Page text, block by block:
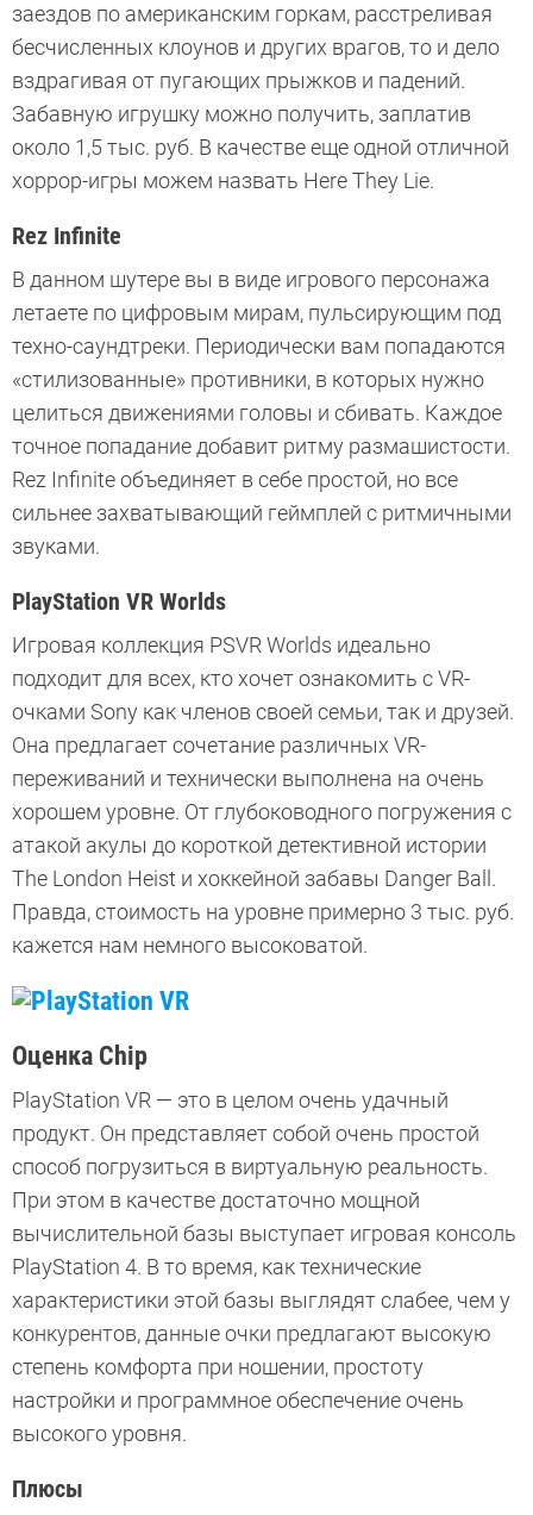
заездов по американским горкам, расстреливая
бесчисленных клоунов и других врагов, то и дело
вздрагивая от пугающих прыжков и падений.
Забавную игрушку можно получить, заплатив
около 1,5 тыс. руб. В качестве еще одной отличной
хоррор-игры можем назвать Here They Lie.
Rez Infinite
В данном шутере вы в виде игрового персонажа
летаете по цифровым мирам, пульсирующим под
техно-саундтреки. Периодически вам попадаются
«стилизованные» противники, в которых нужно
целиться движениями головы и сбивать. Каждое
точное попадание добавит ритму размашистости.
Rez Infinite объединяет в себе простой, но все
сильнее захватывающий геймплей с ритмичными
звуками.
PlayStation VR Worlds
Игровая коллекция PSVR Worlds идеально
подходит для всех, кто хочет ознакомить с VR-
очками Sony как членов своей семьи, так и друзей.
Она предлагает сочетание различных VR-
переживаний и технически выполнена на очень
хорошем уровне. От глубоководного погружения с
атакой акулы до короткой детективной истории
The London Heist и хоккейной забавы Danger Ball.
Правда, стоимость на уровне примерно 3 тыс. руб.
кажется нам немного высоковатой.
Оценка Chip
PlayStation VR — это в целом очень удачный
продукт. Он представляет собой очень простой
способ погрузиться в виртуальную реальность.
При этом в качестве достаточно мощной
вычислительной базы выступает игровая консоль
PlayStation 4. В то время, как технические
характеристики этой базы выглядят слабее, чем у
конкурентов, данные очки предлагают высокую
степень комфорта при ношении, простоту
настройки и программное обеспечение очень
высокого уровня.
Плюсы